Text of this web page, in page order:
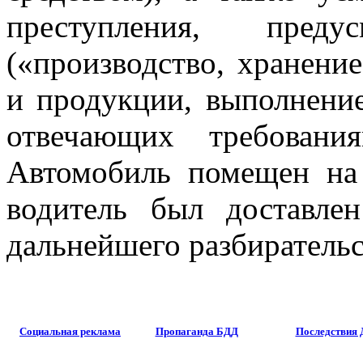
преступления,
(«производство,
и продукции,
отвечающих
Автомобиль помещен на
водитель был
дальнейшего
Социальная реклама Пропаганда БДД